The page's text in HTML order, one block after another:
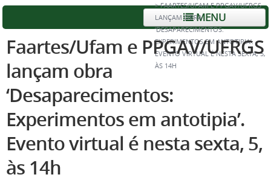
>FAARTES/UFAM E PPGAV/UFRGS
LANÇAM OBRA
‘DESAPARECIMENTOS:
EXPERIMENTOS EM ANTOTIPIA’.
EVENTO VIRTUAL É NESTA SEXTA, 5,
ÀS 14H
MENU
Faartes/Ufam e PPGAV/UFRGS
lançam obra
‘Desaparecimentos:
Experimentos em antotipia’.
Evento virtual é nesta sexta, 5,
às 14h